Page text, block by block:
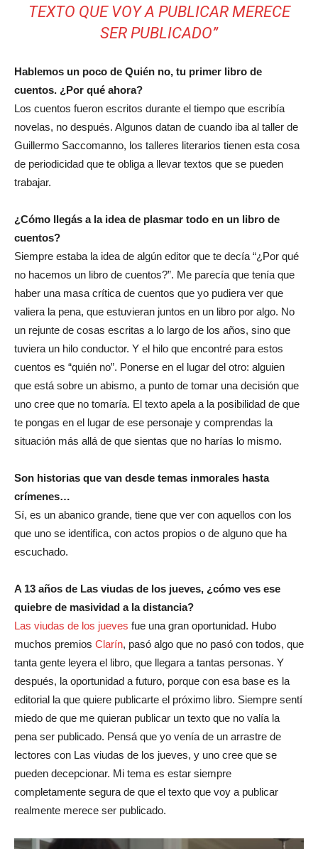
TEXTO QUE VOY A PUBLICAR MERECE
SER PUBLICADO”
Hablemos un poco de Quién no, tu primer libro de
cuentos. ¿Por qué ahora?
Los cuentos fueron escritos durante el tiempo que escribía
novelas, no después. Algunos datan de cuando iba al taller de
Guillermo Saccomanno, los talleres literarios tienen esta cosa
de periodicidad que te obliga a llevar textos que se pueden
trabajar.
¿Cómo llegás a la idea de plasmar todo en un libro de
cuentos?
Siempre estaba la idea de algún editor que te decía “¿Por qué
no hacemos un libro de cuentos?”. Me parecía que tenía que
haber una masa crítica de cuentos que yo pudiera ver que
valiera la pena, que estuvieran juntos en un libro por algo. No
un rejunte de cosas escritas a lo largo de los años, sino que
tuviera un hilo conductor. Y el hilo que encontré para estos
cuentos es “quién no”. Ponerse en el lugar del otro: alguien
que está sobre un abismo, a punto de tomar una decisión que
uno cree que no tomaría. El texto apela a la posibilidad de que
te pongas en el lugar de ese personaje y comprendas la
situación más allá de que sientas que no harías lo mismo.
Son historias que van desde temas inmorales hasta
crímenes…
Sí, es un abanico grande, tiene que ver con aquellos con los
que uno se identifica, con actos propios o de alguno que ha
escuchado.
A 13 años de Las viudas de los jueves, ¿cómo ves ese
quiebre de masividad a la distancia?
Las viudas de los jueves fue una gran oportunidad. Hubo
muchos premios Clarín, pasó algo que no pasó con todos, que
tanta gente leyera el libro, que llegara a tantas personas. Y
después, la oportunidad a futuro, porque con esa base es la
editorial la que quiere publicarte el próximo libro. Siempre sentí
miedo de que me quieran publicar un texto que no valía la
pena ser publicado. Pensá que yo venía de un arrastre de
lectores con Las viudas de los jueves, y uno cree que se
pueden decepcionar. Mi tema es estar siempre
completamente segura de que el texto que voy a publicar
realmente merece ser publicado.